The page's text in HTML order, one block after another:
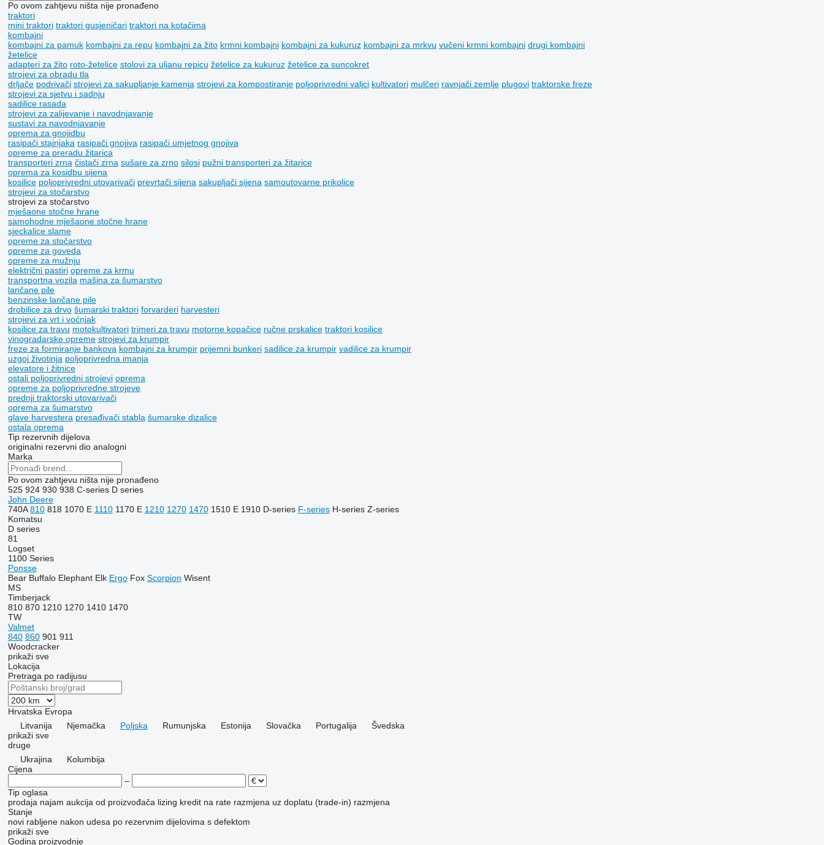
Po ovom zahtjevu ništa nije pronađeno
traktori
mini traktori traktori gusjeničari traktori na kotačima
kombajni
kombajni za pamuk kombajni za repu kombajni za žito krmni kombajni kombajni za kukuruz kombajni za mrkvu vučeni krmni kombajni drugi kombajni
žetelice
adapteri za žito roto-žetelice stolovi za uljanu repicu žetelice za kukuruz žetelice za suncokret
strojevi za obradu tla
drljače podrivači strojevi za sakupljanje kamenja strojevi za kompostiranje poljoprivredni valjci kultivatori mulčeri ravnjači zemlje plugovi traktorske freze
strojevi za sjetvu i sadnju
sadilice rasada
strojevi za zaliјеvanje i navodnjavanje
sustavi za navodnjavanje
oprema za gnojidbu
rasipači stajnjaka rasipači gnojiva rasipači umjetnog gnojiva
opreme za preradu žitarica
transporteri zrna čistači zrna sušare za zrno silosi pužni transporteri za žitarice
oprema za kosidbu sijena
kosilice poljoprivredni utovarivači prevrtači sijena sakupljači sijena samoutovarne prikolice
strojevi za stočarstvo
strojevi za stočarstvo
mješaone stočne hrane
samohodne mješaone stočne hrane
sjeckalice slame
opreme za stočarstvo
opreme za goveda
opreme za mužnju
električni pastiri opreme za krmu
transportna vozila mašina za šumarstvo
lančane pile
benzinske lančane pile
drobilice za drvo šumarski traktori forvarderi harvesteri
strojevi za vrt i voćnjak
kosilice za travu motokultivatori trimeri za travu motorne kopačice ručne prskalice traktori kosilice
vinogradarske opreme strojevi za krumpir
freze za formiranje bankova kombajni za krumpir prijemni bunkeri sadilice za krumpir vadilice za krumpir
uzgoj životinja poljoprivrednа imanjа
elevatore i žitnice
ostali poljoprivredni strojevi oprema
opreme za poljoprivredne strojeve
prednji traktorski utovarivači
oprema za šumarstvo
glave harvestera presađivači stabla šumarske dizalice
ostala oprema
Tip rezervnih dijelova
originalni rezervni dio analogni
Marka
Po ovom zahtjevu ništa nije pronađeno
525 924 930 938 C-series D series
John Deere
740A 810 818 1070 E 1110 1170 E 1210 1270 1470 1510 E 1910 D-series F-series H-series Z-series
Komatsu
D series
81
Logset
1100 Series
Ponsse
Bear Buffalo Elephant Elk Ergo Fox Scorpion Wisent
MS
Timberjack
810 870 1210 1270 1410 1470
TW
Valmet
840 860 901 911
Woodcracker
prikaži sve
Lokacija
Pretraga po radijusu
Hrvatska Evropa
Litvanija
Njemačka Poljska Rumunjska Estonija Slovačka Portugalija
Švedska
prikaži sve
druge
Ukrajina
Kolumbija
Cijena
–
Tip oglasa
prodaja najam aukcija od proizvođača lizing kredit na rate razmjena uz doplatu (trade-in) razmjena
Stanje
novi rabljene nakon udesa po rezervnim dijelovima s defektom
prikaži sve
Godina proizvodnje